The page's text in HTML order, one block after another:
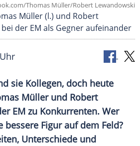
Thomas Müller/Robert Lewandowski
Müller (l.) und Robert
der EM als Gegner aufeinander
sie Kollegen, doch heute
Müller und Robert
EM zu Konkurrenten. Wer
bessere Figur auf dem Feld?
Unterschiede und